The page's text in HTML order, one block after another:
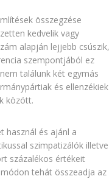
összegzése
kedvelik vagy
alapján lejjebb csúszik,
szempontjából ez
találunk két egymás
és ellenzékiek
között.
használ és ajánl a
szimpatizálók illetve
százalékos értékeit
tehát összeadja az